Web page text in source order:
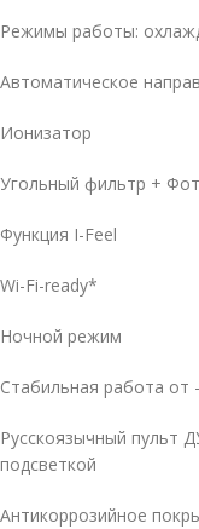
Режимы работы:
Автоматическое
Ионизатор
Угольный фильтр +
Функция I-Feel
Wi-Fi-ready*
Ночной режим
Стабильная работа от
Русскоязычный пульт
подсветкой
Антикоррозийное